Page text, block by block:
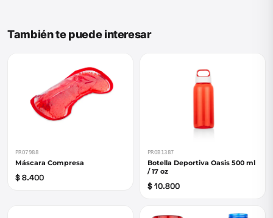
También te puede interesar
PRO7988
Máscara Compresa
$ 8.400
PROB1387
Botella Deportiva Oasis 500 ml
/ 17 oz
$ 10.800